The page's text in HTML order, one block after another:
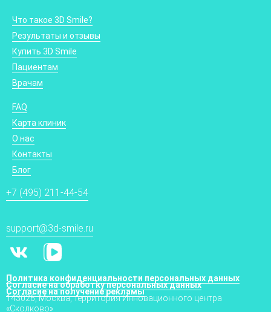
Что такое 3D Smile?
Результаты и отзывы
Купить 3D Smile
Пациентам
Врачам
FAQ
Карта клиник
О нас
Контакты
Блог
+7 (495) 211-44-54
support@3d-smile.ru
Политика конфиденциальности персональных данных
Согласие на обработку персональных данных
Согласие на получение рекламы
143026, Москва, территория Инновационного центра
«Сколково»